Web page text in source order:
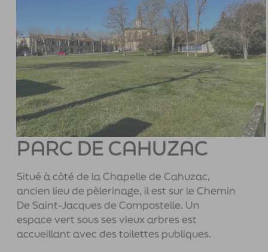
PARC DE CAHUZAC
Situé à côté de la Chapelle de Cahuzac,
ancien lieu de pèlerinage, il est sur le Chemin
De Saint-Jacques de Compostelle. Un
espace vert sous ses vieux arbres est
accueillant avec des toilettes publiques.